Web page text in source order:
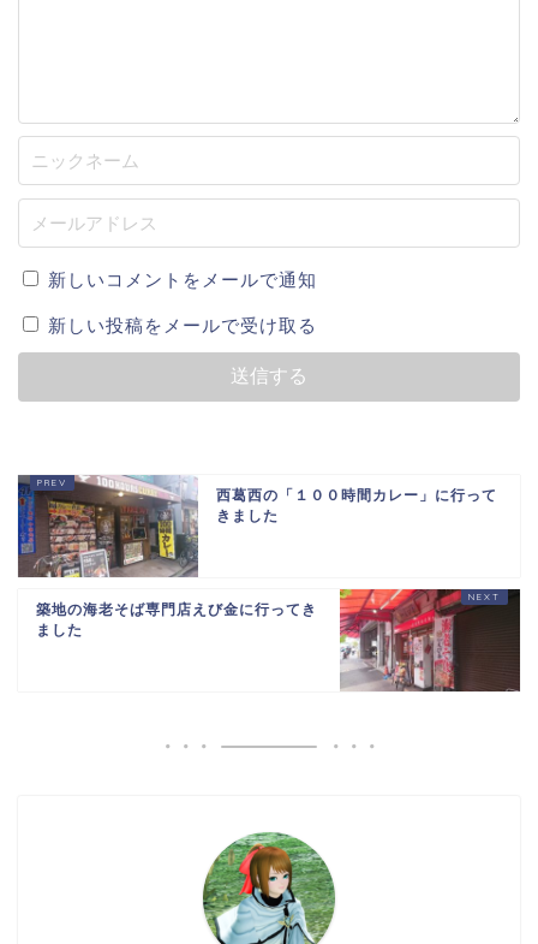
新しいコメントをメールで通知
新しい投稿をメールで受け取る
西葛西の「１００時間カレー」に行って
きました
築地の海老そば専門店えび金に行ってき
ました